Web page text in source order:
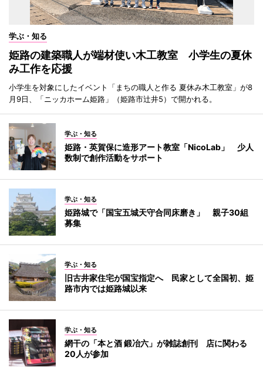
学ぶ・知る
姫路の建築職人が端材使い木工教室 小学生の夏休
み工作を応援
小学生を対象にしたイベント「まちの職人と作る 夏休み木工教室」が8
月9日、「ニッカホーム姫路」（姫路市辻井5）で開かれる。
学ぶ・知る
姫路・英賀保に造形アート教室「NicoLab」 少人
数制で創作活動をサポート
学ぶ・知る
姫路城で「国宝五城天守合同床磨き」 親子30組
募集
学ぶ・知る
旧古井家住宅が国宝指定へ 民家として全国初、姫
路市内では姫路城以来
学ぶ・知る
網干の「本と酒 鍛冶六」が雑誌創刊 店に関わる
20人が参加